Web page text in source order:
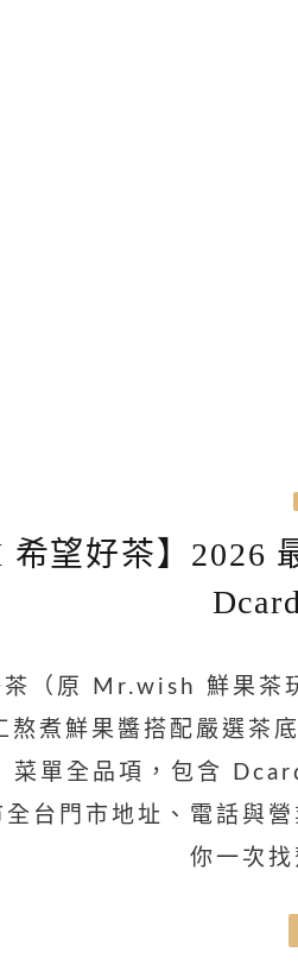
希望好茶】2026
（原 Mr.wish 鮮果茶
熬煮鮮果醬搭配嚴選茶
單全品項，包含
台門市地址、電話與
你一次找